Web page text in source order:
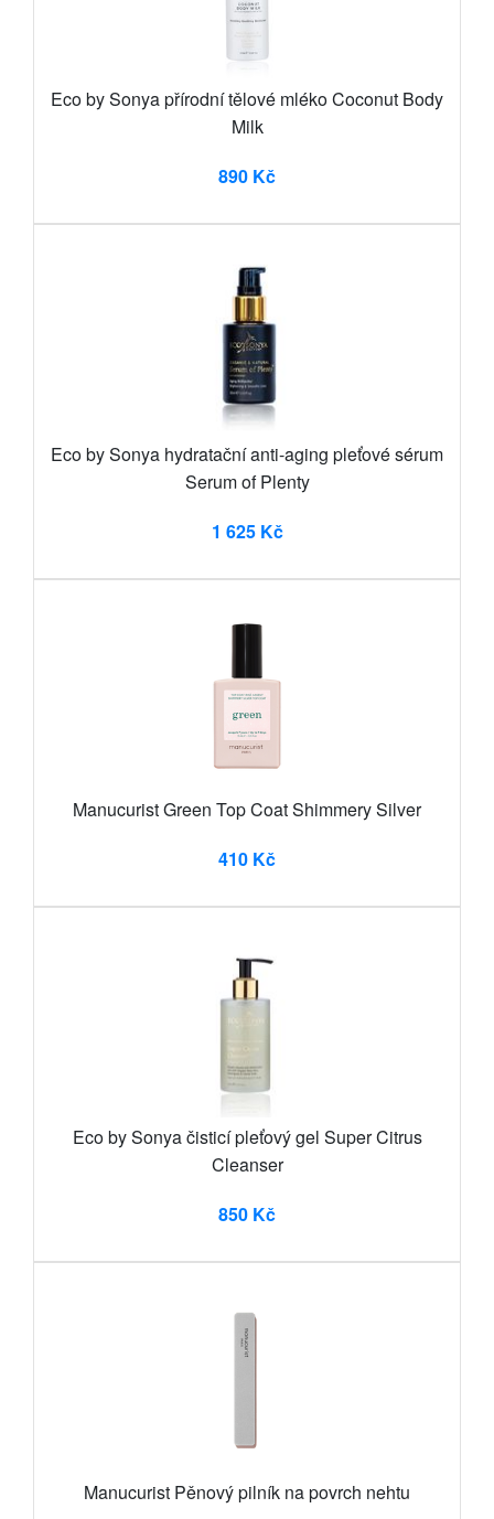
Eco by Sonya přírodní tělové mléko Coconut Body
Milk
890 Kč
Eco by Sonya hydratační anti-aging pleťové sérum
Serum of Plenty
1 625 Kč
Manucurist Green Top Coat Shimmery Silver
410 Kč
Eco by Sonya čisticí pleťový gel Super Citrus
Cleanser
850 Kč
Manucurist Pěnový pilník na povrch nehtu